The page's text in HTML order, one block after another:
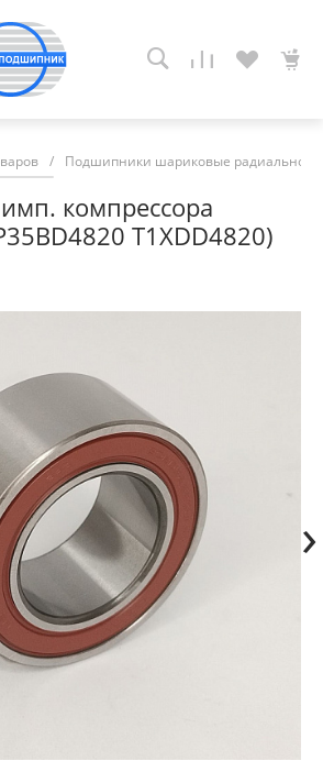
/ Подшипники шариковые радиально-
компрессора
T1XDD4820)
›